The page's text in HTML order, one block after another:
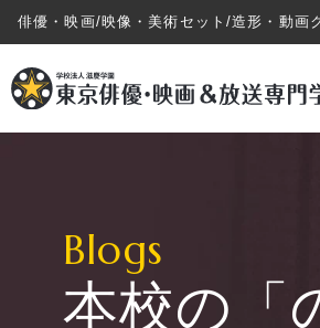
俳優・映画/映像・美術セット/造形・動画
Blogs
本校の「